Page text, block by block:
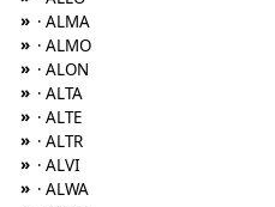
» · ALMA
» · ALMO
» · ALON
» · ALTA
» · ALTE
» · ALTR
» · ALVI
» · ALWA